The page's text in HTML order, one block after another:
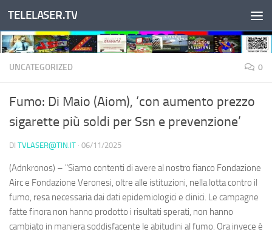
Salta al contenuto
TELELASER.TV
UNCATEGORIZED 0
Fumo: Di Maio (Aiom), ‘con aumento prezzo
sigarette più soldi per Ssn e prevenzione’
DI TVLASER@TIN.IT · 06/11/2025
(Adnkronos) – "Siamo contenti di avere al nostro fianco Fondazione
Airc e Fondazione Veronesi, oltre alle istituzioni, nella lotta contro il
fumo, resa necessaria dai dati epidemiologici e clinici. Le campagne
fatte finora non hanno prodotto i risultati sperati, non hanno
cambiato in maniera soddisfacente le abitudini al fumo. Ora invece è